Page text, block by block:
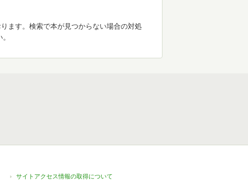
ます。検索で本が見つからない場合の対処
サイトアクセス情報の取得について